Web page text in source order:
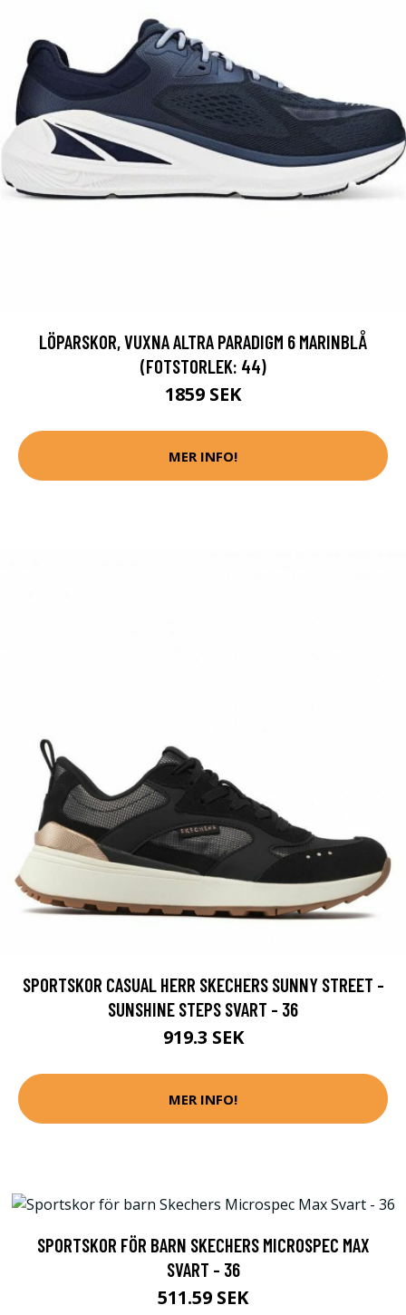
LÖPARSKOR, VUXNA ALTRA PARADIGM 6 MARINBLÅ
(FOTSTORLEK: 44)
1859 SEK
MER INFO!
SPORTSKOR CASUAL HERR SKECHERS SUNNY STREET -
SUNSHINE STEPS SVART - 36
919.3 SEK
MER INFO!
SPORTSKOR FÖR BARN SKECHERS MICROSPEC MAX
SVART - 36
511.59 SEK